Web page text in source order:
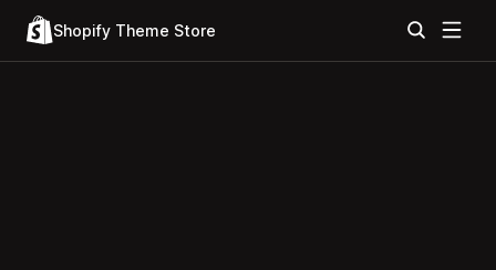
Shopify Theme Store